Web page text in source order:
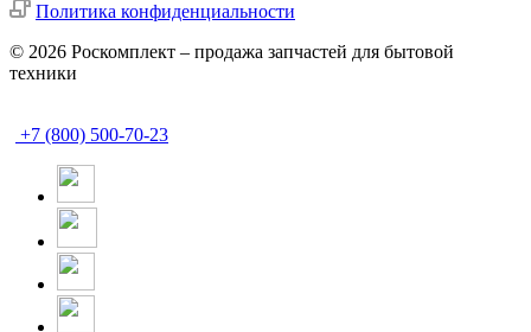
Политика конфиденциальности
© 2026 Роскомплект – продажа запчастей для бытовой
техники
+7 (800) 500-70-23